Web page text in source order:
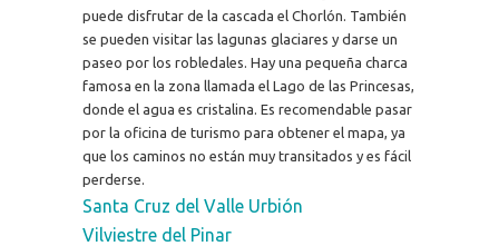
puede disfrutar de la cascada el Chorlón. También
se pueden visitar las lagunas glaciares y darse un
paseo por los robledales. Hay una pequeña charca
famosa en la zona llamada el Lago de las Princesas,
donde el agua es cristalina. Es recomendable pasar
por la oficina de turismo para obtener el mapa, ya
que los caminos no están muy transitados y es fácil
perderse.
Santa Cruz del Valle Urbión
Vilviestre del Pinar